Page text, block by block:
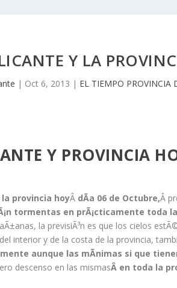
Y LA
| Oct 6, 2013 | EL TIEMPO PROVINCIA
Y PROVINCIA
provincia hoyÂ dÃ­a 06 de Octubre,Â
tormentas en prÃ¡cticamente toda
la previsiÃ³n es que los cielos
interior y de la costa de la provincia,
aunque las mÃ­nimas si que
descenso en las mismasÂ en toda la